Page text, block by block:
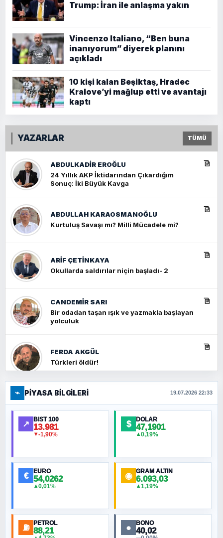
Trump: İran ile anlaşma yakın
Vincenzo Italiano, “Ben buna
inanıyorum” diyerek planını
açıkladı
10 kişi kalan Beşiktaş, Hradec
Kralove’yi mağlup etti ve avantajı
kaptı
YAZARLAR TÜMÜ
ABDULKADIR EROĞLU
24 Yıllık AKP İktidarından Çıkardığım
Sonuç: İki Büyük Kavga
ABDULLAH KARAOSMANOĞLU
Kurtuluş Savaşı mı? Milli Mücadele mi?
ARIF ÇETİNKAYA
Okullarda saldırılar niçin başladı- 2
CANDEMIR SARI
Bir odadan taşan ışık ve yazmakla başlayan
yolculuk
FERDA AKGÜL
Türkleri öldür!
FERHAT BÜYÜKKALKAN
Ankara Zirvesi: NATO Toplantısı mı, Yeni
Ortadoğu Haritasının Provası mı?
MURAT ÖZKAN
NURETTIN BÖLÜK
⌁ PIYASA BILGILERI 19.07.2026 22:33
↗ BIST 100
13.981
▼-1,90%
$ DOLAR
47,1901
▲0,19%
€ EURO
54,0262
▲0,01%
◉ GRAM ALTIN
6.093,03
▲1,19%
⛽ PETROL
88,21 ● BONO
40,02